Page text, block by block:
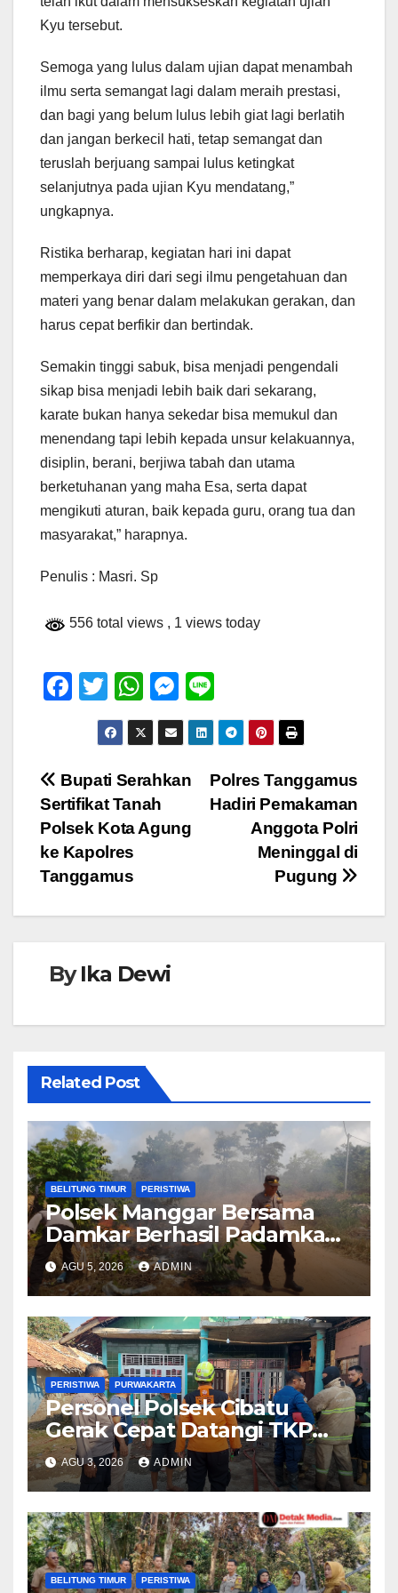
Kyu tersebut.
Semoga yang lulus dalam ujian dapat menambah
ilmu serta semangat lagi dalam meraih prestasi,
dan bagi yang belum lulus lebih giat lagi berlatih
dan jangan berkecil hati, tetap semangat dan
teruslah berjuang sampai lulus ketingkat
selanjutnya pada ujian Kyu mendatang,”
ungkapnya.
Ristika berharap, kegiatan hari ini dapat
memperkaya diri dari segi ilmu pengetahuan dan
materi yang benar dalam melakukan gerakan, dan
harus cepat berfikir dan bertindak.
Semakin tinggi sabuk, bisa menjadi pengendali
sikap bisa menjadi lebih baik dari sekarang,
karate bukan hanya sekedar bisa memukul dan
menendang tapi lebih kepada unsur kelakuannya,
disiplin, berani, berjiwa tabah dan utama
berketuhanan yang maha Esa, serta dapat
mengikuti aturan, baik kepada guru, orang tua dan
masyarakat,” harapnya.
Penulis : Masri. Sp
556 total views , 1 views today
F
e
b
o
o
k
T
wi
tt
er
W
h
at
s
A
p
M
e
ss
e
g
n
e
Navigasi
pos
Polres Tanggamus
Hadiri Pemakaman
Anggota Polri
Meninggal di
Pugung
Bupati Serahkan
Sertifikat Tanah
Polsek Kota Agung
ke Kapolres
Tanggamus
ByIka Dewi
Related Post
BELITUNG TIMUR PERISTIWA
Polsek Manggar Bersama
Damkar Berhasil Padamkan
Kebakaran Lahan di Desa
Sukamandi
AGU 5, 2026 ADMIN
PERISTIWA PURWAKARTA
Personel Polsek Cibatu
Gerak Cepat Datangi TKP
Kebakaran Rumah, Pastikan
Penanganan Berjalan
Optimal
AGU 3, 2026 ADMIN
BELITUNG TIMUR PERISTIWA